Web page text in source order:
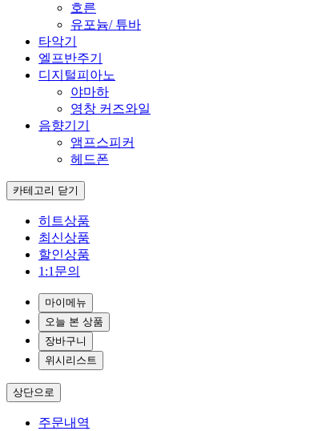
호른
유포늄/ 튜바
타악기
엘프반주기
디지털피아노
야마하
영창 커즈와일
음향기기
앰프스피커
헤드폰
카테고리 닫기
히트상품
최신상품
할인상품
1:1문의
마이메뉴
오늘 본 상품
장바구니
위시리스트
상단으로
주문내역